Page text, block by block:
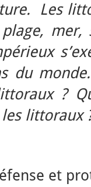
Les
mer,
du
?
littoraux
et